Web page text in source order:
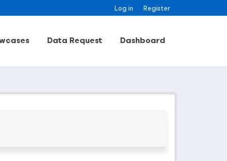
Log in Register
Data Request Dashboard